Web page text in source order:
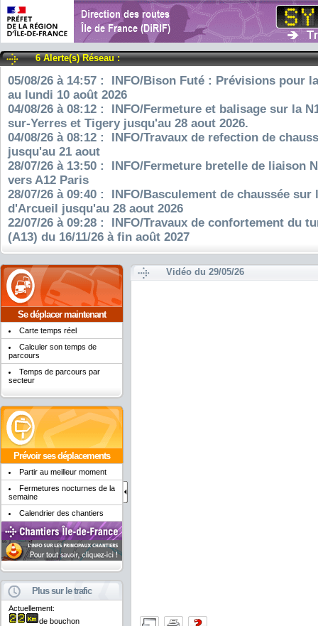
6 Alerte(s) Réseau :
05/08/26 à 14:57 : INFO/Bison Futé : Prévisions pour
au lundi 10 août 2026
04/08/26 à 08:12 : INFO/Fermeture et balisage sur la
sur-Yerres et Tigery jusqu'au 28 aout 2026.
04/08/26 à 08:12 : INFO/Travaux de refection de
jusqu'au 21 aout
28/07/26 à 13:50 : INFO/Fermeture bretelle de liaison
vers A12 Paris
28/07/26 à 09:40 : INFO/Basculement de chaussée sur
d'Arcueil jusqu'au 28 aout 2026
22/07/26 à 09:28 : INFO/Travaux de confortement du
(A13) du 16/11/26 à fin août 2027
Se déplacer maintenant
Carte temps réel
Calculer son temps de
parcours
Temps de parcours par
secteur
Prévoir ses déplacements
Partir au meilleur moment
Fermetures nocturnes de la
semaine
Calendrier des chantiers
Plus sur le trafic
Actuellement:
de bouchon
Vidéo du 29/05/26